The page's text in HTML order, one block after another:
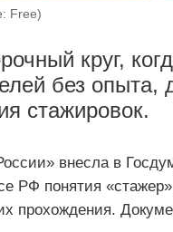
Free)
круг,
без опыта,
стажировок.
внесла в
РФ понятия
прохождения.